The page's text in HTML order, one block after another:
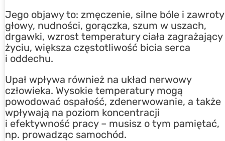
Jego objawy to: zmęczenie, silne bóle i zawroty
głowy, nudności, gorączka, szum w uszach,
drgawki, wzrost temperatury ciała zagrażający
życiu, większa częstotliwość bicia serca
i oddechu.
Upał wpływa również na układ nerwowy
człowieka. Wysokie temperatury mogą
powodować ospałość, zdenerwowanie, a także
wpływają na poziom koncentracji
i efektywność pracy – musisz o tym pamiętać,
np. prowadząc samochód.